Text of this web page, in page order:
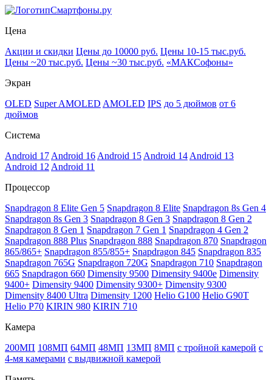
Смартфоны.ру
Цена
Акции и скидки Цены до 10000 руб. Цены 10-15 тыс.руб.
Цены ~20 тыс.руб. Цены ~30 тыс.руб. «МАКСофоны»
Экран
OLED Super AMOLED AMOLED IPS до 5 дюймов от 6
дюймов
Система
Android 17 Android 16 Android 15 Android 14 Android 13
Android 12 Android 11
Процессор
Snapdragon 8 Elite Gen 5 Snapdragon 8 Elite Snapdragon 8s Gen 4
Snapdragon 8s Gen 3 Snapdragon 8 Gen 3 Snapdragon 8 Gen 2
Snapdragon 8 Gen 1 Snapdragon 7 Gen 1 Snapdragon 4 Gen 2
Snapdragon 888 Plus Snapdragon 888 Snapdragon 870 Snapdragon
865/865+ Snapdragon 855/855+ Snapdragon 845 Snapdragon 835
Snapdragon 765G Snapdragon 720G Snapdragon 710 Snapdragon
665 Snapdragon 660 Dimensity 9500 Dimensity 9400e Dimensity
9400+ Dimensity 9400 Dimensity 9300+ Dimensity 9300
Dimensity 8400 Ultra Dimensity 1200 Helio G100 Helio G90T
Helio P70 KIRIN 980 KIRIN 710
Камера
200МП 108МП 64МП 48МП 13МП 8МП с тройной камерой с
4-мя камерами с выдвижной камерой